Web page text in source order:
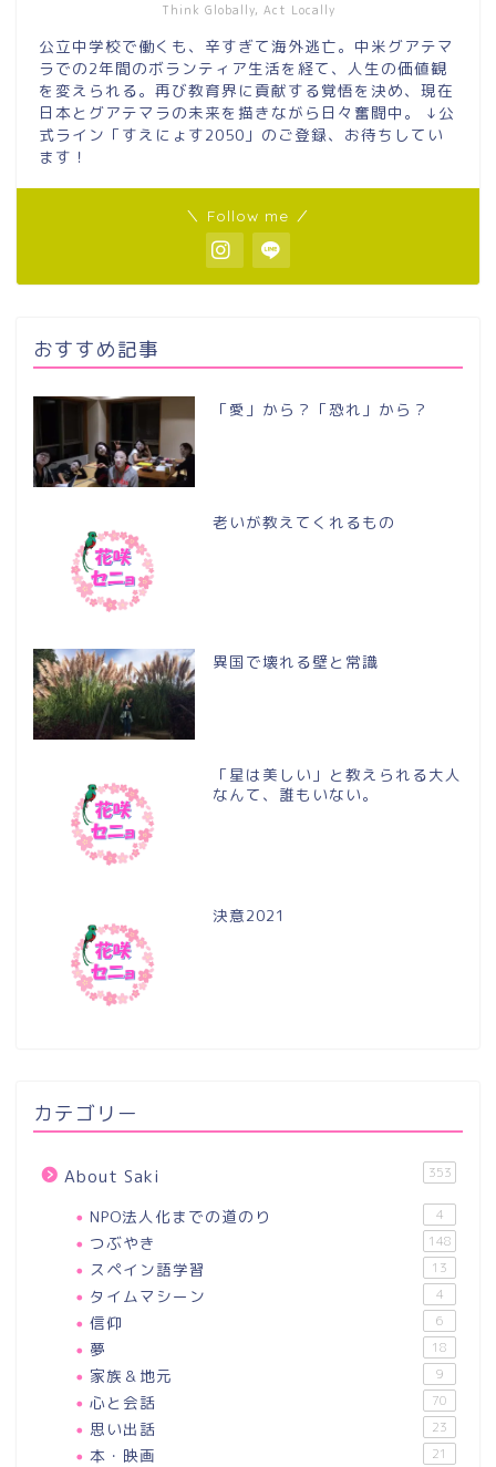
Think Globally, Act Locally
公立中学校で働くも、辛すぎて海外逃亡。中米グアテマ
ラでの2年間のボランティア生活を経て、人生の価値観
を変えられる。再び教育界に貢献する覚悟を決め、現在
日本とグアテマラの未来を描きながら日々奮闘中。 ↓公
式ライン「すえにょす2050」のご登録、お待ちしてい
ます！
＼ Follow me ／
おすすめ記事
「愛」から？「恐れ」から？
老いが教えてくれるもの
異国で壊れる壁と常識
「星は美しい」と教えられる大人
なんて、誰もいない。
決意2021
カテゴリー
About Saki 353
NPO法人化までの道のり 4
つぶやき 148
スペイン語学習 13
タイムマシーン 4
信仰 6
夢 18
家族＆地元 9
心と会話 70
思い出話 23
本・映画 21